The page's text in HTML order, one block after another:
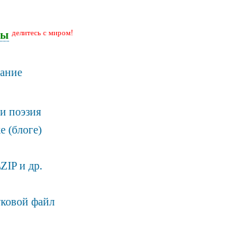
делитесь с миром!
поэзия
(блоге)
и др.
файл